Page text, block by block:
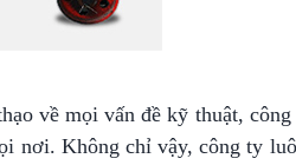
về mọi vấn đề kỹ thuật, công
nơi. Không chỉ vậy, công ty